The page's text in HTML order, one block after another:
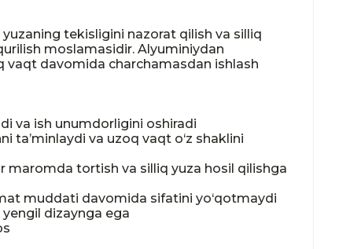
tekisligini nazorat qilish va silliq
moslamasidir. Alyuminiydan
vaqt davomida charchamasdan ishlash
va ish unumdorligini oshiradi
va uzoq vaqt o‘z shaklini
maromda tortish va silliq yuza hosil qilishga
muddati davomida sifatini yo‘qotmaydi
dizaynga ega